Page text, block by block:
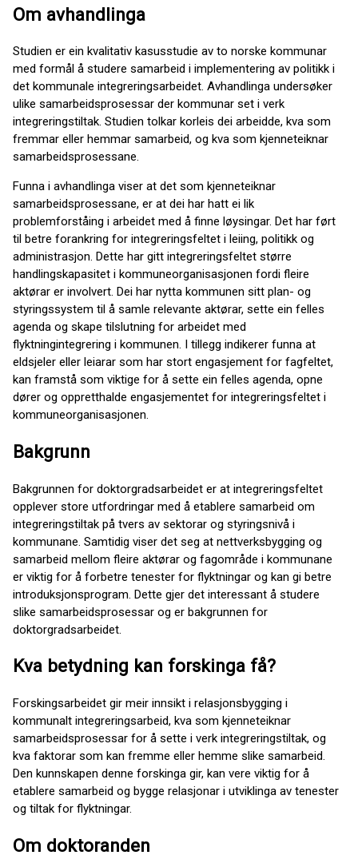
Om avhandlinga
Studien er ein kvalitativ kasusstudie av to norske kommunar
med formål å studere samarbeid i implementering av politikk i
det kommunale integreringsarbeidet. Avhandlinga undersøker
ulike samarbeidsprosessar der kommunar set i verk
integreringstiltak. Studien tolkar korleis dei arbeidde, kva som
fremmar eller hemmar samarbeid, og kva som kjenneteiknar
samarbeidsprosessane.
Funna i avhandlinga viser at det som kjenneteiknar
samarbeidsprosessane, er at dei har hatt ei lik
problemforståing i arbeidet med å finne løysingar. Det har ført
til betre forankring for integreringsfeltet i leiing, politikk og
administrasjon. Dette har gitt integreringsfeltet større
handlingskapasitet i kommuneorganisasjonen fordi fleire
aktørar er involvert. Dei har nytta kommunen sitt plan- og
styringssystem til å samle relevante aktørar, sette ein felles
agenda og skape tilslutning for arbeidet med
flyktningintegrering i kommunen. I tillegg indikerer funna at
eldsjeler eller leiarar som har stort engasjement for fagfeltet,
kan framstå som viktige for å sette ein felles agenda, opne
dører og oppretthalde engasjementet for integreringsfeltet i
kommuneorganisasjonen.
Bakgrunn
Bakgrunnen for doktorgradsarbeidet er at integreringsfeltet
opplever store utfordringar med å etablere samarbeid om
integreringstiltak på tvers av sektorar og styringsnivå i
kommunane. Samtidig viser det seg at nettverksbygging og
samarbeid mellom fleire aktørar og fagområde i kommunane
er viktig for å forbetre tenester for flyktningar og kan gi betre
introduksjonsprogram. Dette gjer det interessant å studere
slike samarbeidsprosessar og er bakgrunnen for
doktorgradsarbeidet.
Kva betydning kan forskinga få?
Forskingsarbeidet gir meir innsikt i relasjonsbygging i
kommunalt integreringsarbeid, kva som kjenneteiknar
samarbeidsprosessar for å sette i verk integreringstiltak, og
kva faktorar som kan fremme eller hemme slike samarbeid.
Den kunnskapen denne forskinga gir, kan vere viktig for å
etablere samarbeid og bygge relasjonar i utviklinga av tenester
og tiltak for flyktningar.
Om doktoranden